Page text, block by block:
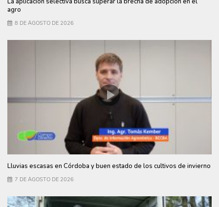
agro
8 DE AGOSTO DE 2026
Lluvias escasas en Córdoba y buen estado de los cultivos de invierno
7 DE AGOSTO DE 2026